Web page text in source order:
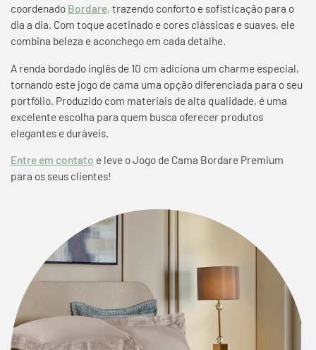
coordenado Bordare, trazendo conforto e sofisticação para o
dia a dia. Com toque acetinado e cores clássicas e suaves, ele
combina beleza e aconchego em cada detalhe.
A renda bordado inglês de 10 cm adiciona um charme especial,
tornando este jogo de cama uma opção diferenciada para o seu
portfólio. Produzido com materiais de alta qualidade, é uma
excelente escolha para quem busca oferecer produtos
elegantes e duráveis.
Entre em contato e leve o Jogo de Cama Bordare Premium
para os seus clientes!